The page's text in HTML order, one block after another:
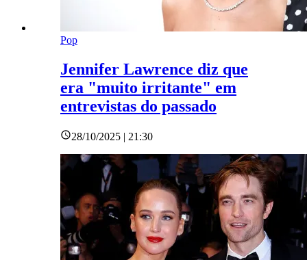
Pop
Jennifer Lawrence diz que
era "muito irritante" em
entrevistas do passado
28/10/2025 | 21:30